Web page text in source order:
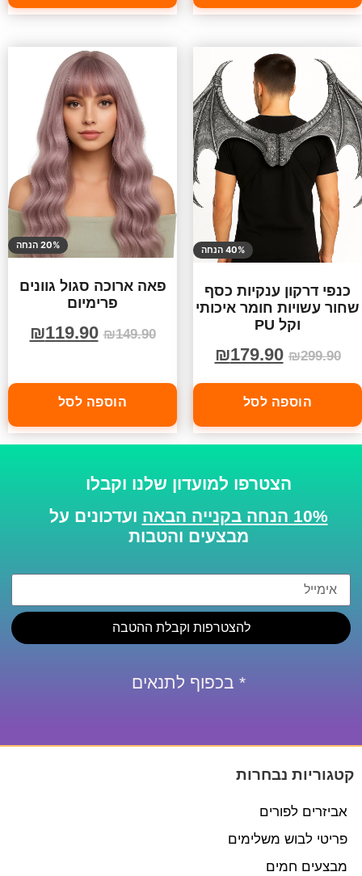
40% הנחה
כנפי דרקון ענקיות כסף
שחור עשויות חומר איכותי
וקל PU
₪299.90
₪179.90
הוספה לסל
20% הנחה
פאה ארוכה סגול גוונים
פרימיום
₪149.90
₪119.90
הוספה לסל
הצטרפו למועדון שלנו וקבלו
10% הנחה בקנייה הבאה
ועדכונים על
מבצעים והטבות
להצטרפות וקבלת ההטבה
* בכפוף לתנאים
קטגוריות נבחרות
אביזרים לפורים
פריטי לבוש משלימים
מבצעים חמים